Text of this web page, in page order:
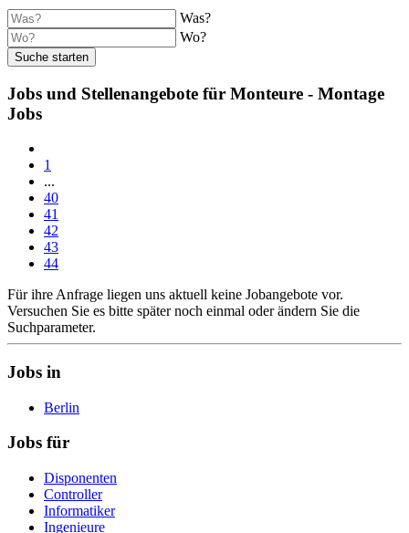
Was?
Wo?
Suche starten
Jobs und Stellenangebote für Monteure - Montage
Jobs
1
...
40
41
42
43
44
Für ihre Anfrage liegen uns aktuell keine Jobangebote vor.
Versuchen Sie es bitte später noch einmal oder ändern Sie die
Suchparameter.
Jobs in
Berlin
Jobs für
Disponenten
Controller
Informatiker
Ingenieure